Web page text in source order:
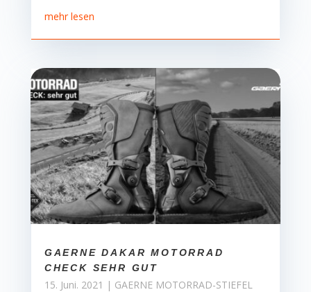
mehr lesen
GAERNE DAKAR MOTORRAD
CHECK SEHR GUT
15. Juni. 2021 | GAERNE MOTORRAD-STIEFEL